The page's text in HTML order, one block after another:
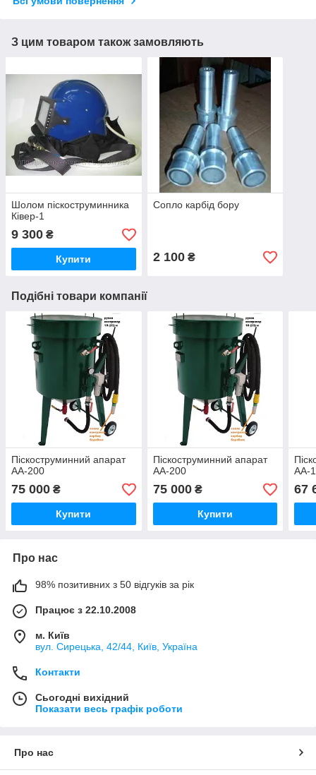
З цим товаром також замовляють
Шолом піскоструминника
Ківер-1
9 300 ₴
Купити
Сопло карбід бору
2 100₴
Подібні товари компанії
Піскоструминний апарат
АА-200
75 000 ₴
Купити
Піскоструминний апарат
АА-200
75 000₴
Купити
АА-
67
Про нас
98% позитивних з 50 відгуків за рік
Працює з 22.10.2008
м. Київ
вул. Сирецька, 42/44, Київ, Україна
Контакти
Сьогодні вихідний
Показати весь графік роботи
Про нас